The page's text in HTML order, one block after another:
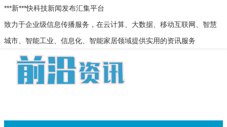
***新***快科技新闻发布汇集平台
致力于企业级信息传播服务，在云计算、大数据、移动互联网、智慧
城市、智能工业、信息化、智能家居领域提供实用的资讯服务